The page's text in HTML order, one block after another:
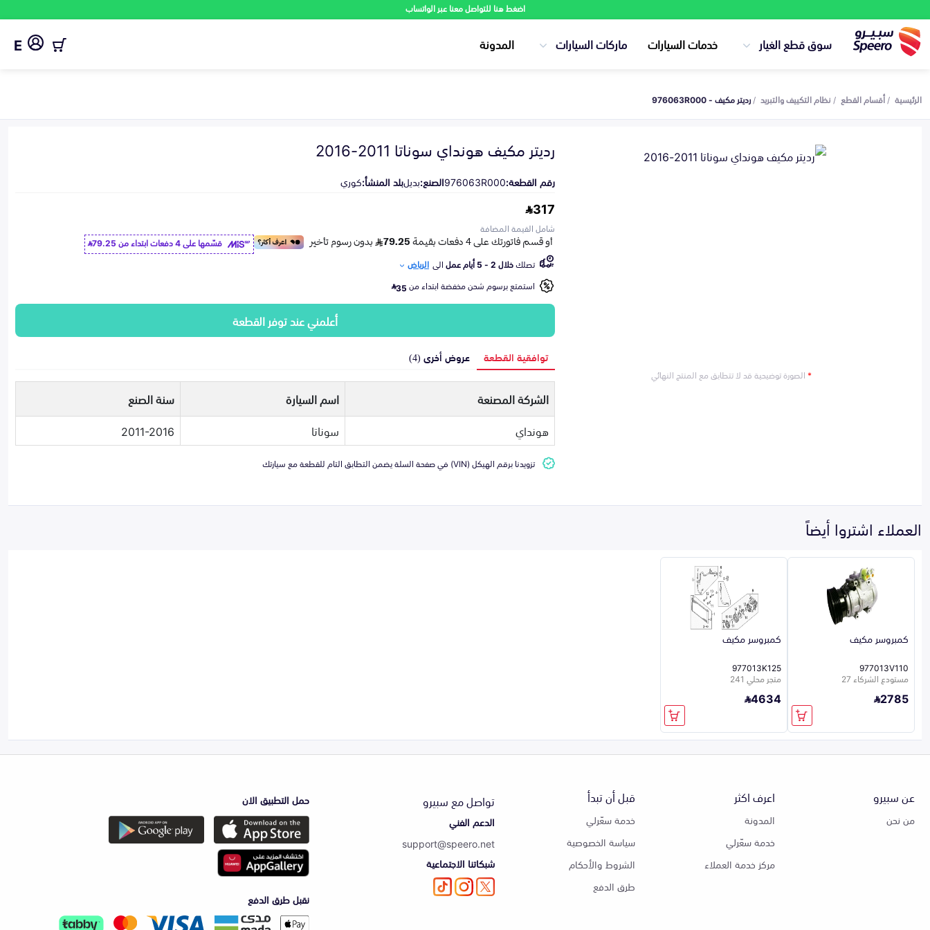
اضغط هنا للتواصل معنا عبر الواتساب
سوق قطع الغيار خدمات السيارات ماركات السيارات المدونة E
الرئيسية أقسام القطع نظام التكييف والتبريد رديتر مكيف - 976063R000
*الصورة توضيحية قد لا تتطابق مع المنتج النهائي
رديتر مكيف هونداي سوناتا 2011-2016
رقم القطعة:976063R000الصنع:بديلبلد المنشأ:كوري
317
شامل القيمة المضافة
قسّمها على 4 دفعات ابتداء من
79.25
تصلكخلال 2 - 5 أيام عمل الى الرياض
استمتع برسوم شحن مخفضة ابتداء من35
أعلمني عند توفر القطعة
توافقية القطعة عروض أخرى (4)
الشركة المصنعة اسم السيارة
سنة الصنع
هونداي
سوناتا 2011-2016
تزويدنا برقم الهيكل (VIN) في صفحة السلة يضمن التطابق التام للقطعة مع سيارتك
العملاء اشتروا أيضاً
كمبروسر مكيف
977013V110
مستودع الشركاء 27
2785
كمبروسر مكيف
977013K125
متجر محلي 241
4634
عن سبيرو
من نحن
اعرف اكثر
المدونة
خدمة سعّرلي
مركز خدمة العملاء
قبل أن تبدأ
خدمة سعّرلي
سياسة الخصوصية
الشروط والأحكام
طرق الدفع
تواصل مع سبيرو
الدعم الفني
support@speero.net
شبكاتنا الاجتماعية
حمل التطبيق الان
نقبل طرق الدفع